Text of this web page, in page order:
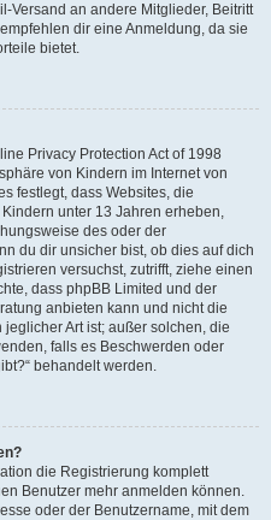
Versand an andere Mitglieder, Beitritt
dir eine Anmeldung, da sie
bietet.
Privacy Protection Act of 1998
von Kindern im Internet von
festlegt, dass Websites, die
unter 13 Jahren erheben,
des oder der
du dir unsicher bist, ob dies auf dich
versuchst, zutrifft, ziehe einen
dass phpBB Limited und der
anbieten kann und nicht die
Art ist; außer solchen, die
falls es Beschwerden oder
behandelt werden.
die Registrierung komplett
Benutzer mehr anmelden können.
oder der Benutzername, mit dem